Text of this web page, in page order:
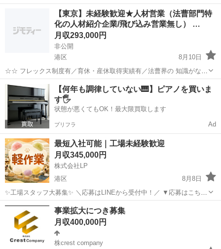
トに参加する常用型派遣に該当する働き方 です。 ⼤型⼈事システム
「タレントパレット」の円滑の運⽤を ⽀えるサポートや、データ処理
などのIT事務をお任...
営業事務 業務
【東京】未経験歓迎★人材営業（法曹部門特
化の人材紹介企業/飛び込み営業無し） …
月収293,000円
非公開
港区
8月10日
☆☆ フレックス制度有／育休・産休取得実績有／法曹界の 知識がない
方でも安心してキャッチアップできる環境
☆☆ ■職務概要： 法
律業界専門の法人、個人双方の転職支援を...
東京 港区 人材コーディネーター
【何年も調律していない🎹】ピアノを買いま
す🖐️
状態が悪くてもOK！最大限買取します
プリフラ Ad
最短入社可能｜工場未経験歓迎
月収345,000円
株式会社LP
港区
8月8日
✨工場スタッフ大募集✨ ＼応募はLINEから受付中！／ ▼応募はこちら
https://lin.ee/wSdk4Ka ご登録後に簡単な内容を送っていただくだけ！
担当スタッフが順番にご案内いたします。 ...
東京 港区 工場 未経験
事業拡大につき募集
月収400,000円
株crest company